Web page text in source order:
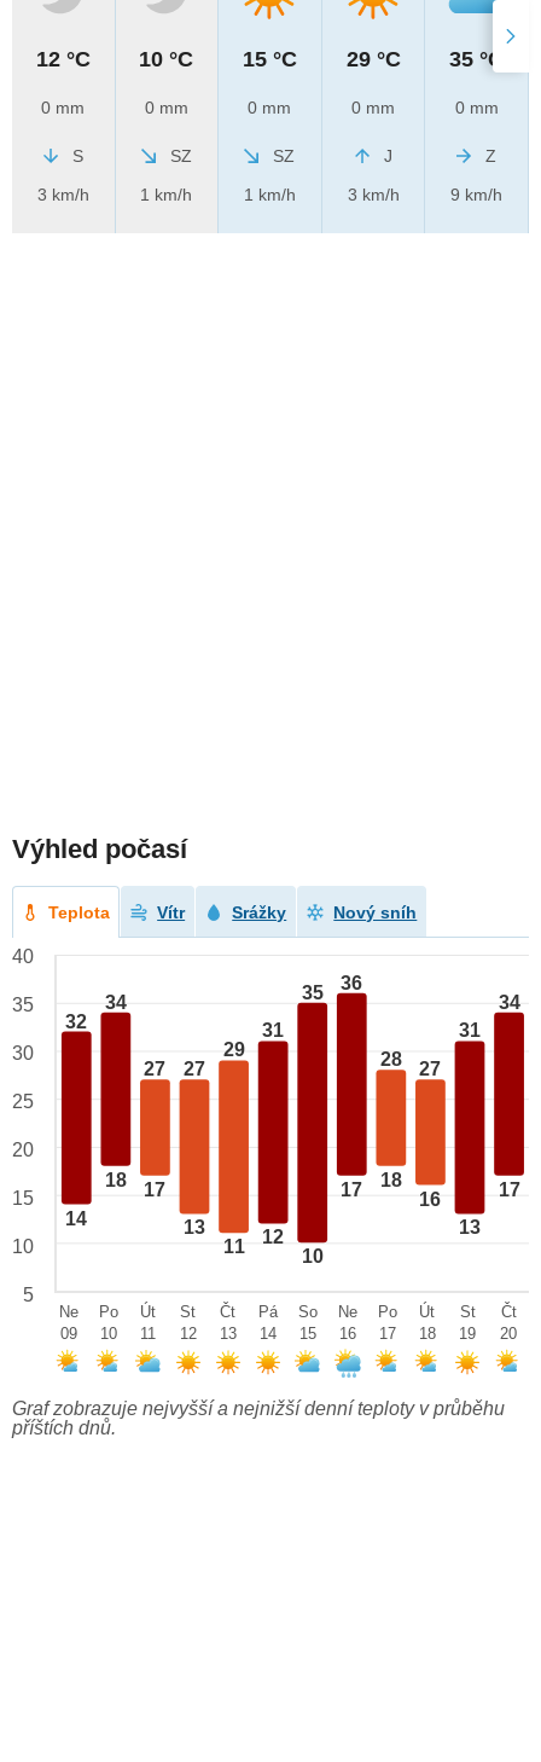
12 °C
0 mm
S
3 km/h
10 °C
0 mm
SZ
1 km/h
15 °C
0 mm
SZ
1 km/h
29 °C
0 mm
J
3 km/h
35 °C
0 mm
Z
9 km/h
Výhled počasí
Teplota Vítr Srážky Nový sníh
32
14
34
18
27
17
27
13
29
11
31
12
35
10
36
17
28
18
27
16
31
13
34
17
40
35
30
25
20
15
10
5
Ne
09
Po
10
Út
11
St
12
Čt
13
Pá
14
So
15
Ne
16
Po
17
Út
18
St
19
Čt
20
Graf zobrazuje nejvyšší a nejnižší denní teploty v průběhu
příštích dnů.